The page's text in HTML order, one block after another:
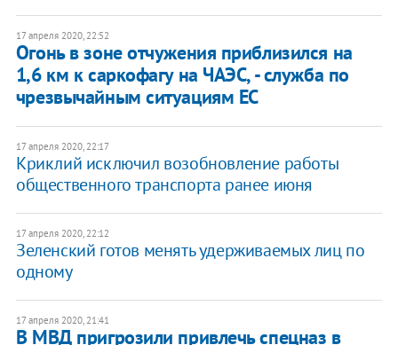
17 апреля 2020, 22:52
Огонь в зоне отчужения приблизился на
1,6 км к саркофагу на ЧАЭС, - служба по
чрезвычайным ситуациям ЕС
17 апреля 2020, 22:17
Криклий исключил возобновление работы
общественного транспорта ранее июня
17 апреля 2020, 22:12
Зеленский готов менять удерживаемых лиц по
одному
17 апреля 2020, 21:41
В МВД пригрозили привлечь спецназ в